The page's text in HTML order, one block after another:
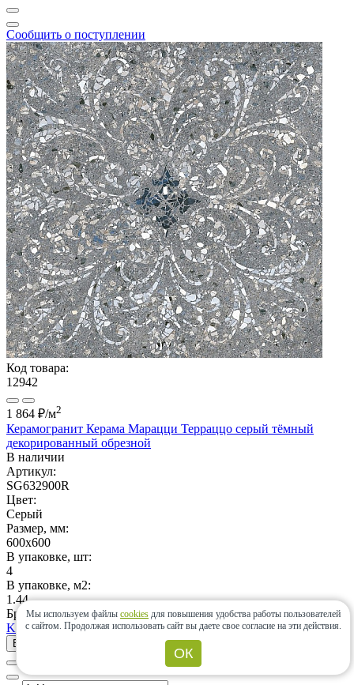
Сообщить о поступлении
Код товара:
12942
1 864 ₽/м2
Керамогранит Керама Марацци Терраццо серый тёмный
декорированный обрезной
В наличии
Артикул:
SG632900R
Цвет:
Серый
Размер, мм:
600x600
В упаковке, шт:
4
В упаковке, м2:
1.44
Бренд:
Kerama Marazzi (Россия)
В корзину
Мы используем файлы cookies для повышения удобства работы пользователей
с сайтом. Продолжая использовать сайт вы даете свое согласие на эти действия.
ОК